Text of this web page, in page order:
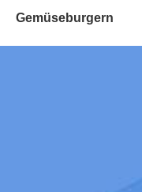
Gemüseburgern